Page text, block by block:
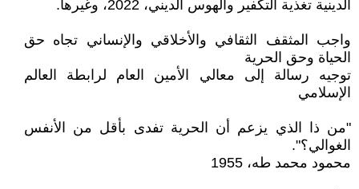
الدينية تغذية التكفير والهوس الديني، 2022، وغيرها.
واجب المثقف الثقافي والأخلاقي والإنساني تجاه حق
الحياة وحق الحرية
توجيه رسالة إلى معالي الأمين العام لرابطة العالم
الإسلامي
"من ذا الذي يزعم أن الحرية تفدى بأقل من الأنفس
الغوالي؟".
محمود محمد طه، 1955